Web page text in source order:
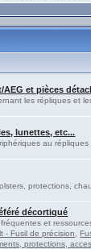
et pièces
les répliques et
lunettes, etc...
au
protections,
décortiqué
et
- Fusil de précision ,
protections,